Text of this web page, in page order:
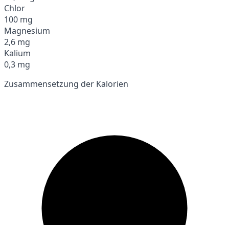
Chlor
100 mg
Magnesium
2,6 mg
Kalium
0,3 mg
Zusammensetzung der Kalorien